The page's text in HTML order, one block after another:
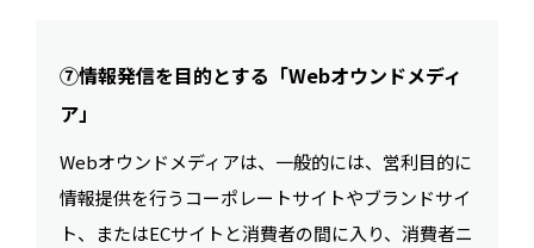
⑦情報発信を目的とする「Webオウンドメディ
ア」
Webオウンドメディアは、一般的には、営利目的に
情報提供を行うコーポレートサイトやブランドサイ
ト、またはECサイトと消費者の間に入り、消費者ニ